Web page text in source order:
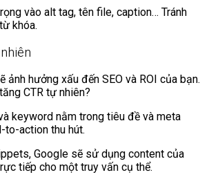
vào alt tag, tên file, caption… Tránh
khóa.
ảnh hưởng xấu đến SEO và ROI của bạn.
CTR tự nhiên?
keyword nằm trong tiêu đề và meta
action thu hút.
Google sẽ sử dụng content của
tiếp cho một truy vấn cụ thể.